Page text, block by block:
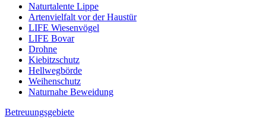
Naturtalente Lippe
Artenvielfalt vor der Haustür
LIFE Wiesenvögel
LIFE Bovar
Drohne
Kiebitzschutz
Hellwegbörde
Weihenschutz
Naturnahe Beweidung
Betreuungsgebiete